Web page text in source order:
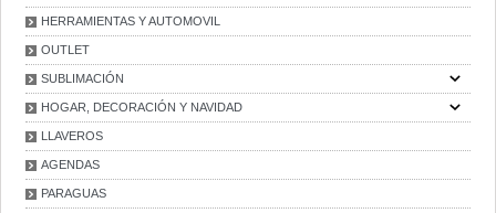
HERRAMIENTAS Y AUTOMOVIL
OUTLET
SUBLIMACIÓN
HOGAR, DECORACIÓN Y NAVIDAD
LLAVEROS
AGENDAS
PARAGUAS